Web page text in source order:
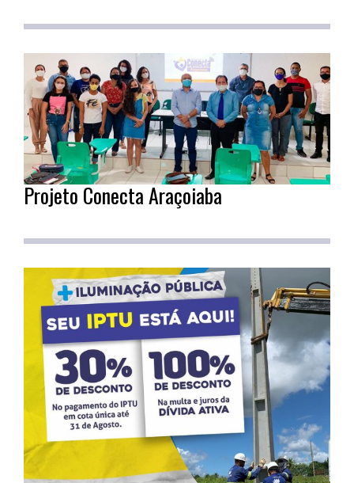
Projeto Conecta Araçoiaba